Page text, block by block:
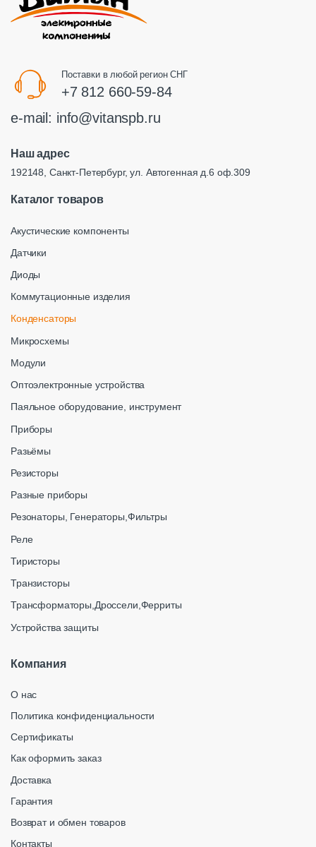
Поставки в любой регион СНГ
+7 812 660-59-84
e-mail: info@vitanspb.ru
Наш адрес
192148, Санкт-Петербург, ул. Автогенная д.6 оф.309
Каталог товаров
Акустические компоненты
Датчики
Диоды
Коммутационные изделия
Конденсаторы
Микросхемы
Модули
Оптоэлектронные устройства
Паяльное оборудование, инструмент
Приборы
Разьёмы
Резисторы
Разные приборы
Резонаторы, Генераторы,Фильтры
Реле
Тиристоры
Транзисторы
Трансформаторы,Дроссели,Ферриты
Устройства защиты
Компания
О нас
Политика конфиденциальности
Сертификаты
Как оформить заказ
Доставка
Гарантия
Возврат и обмен товаров
Контакты